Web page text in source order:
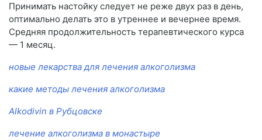
Принимать настойку следует не реже двух раз в день,
оптимально делать это в утреннее и вечернее время.
Средняя продолжительность терапевтического курса
— 1 месяц.
новые лекарства для лечения алкоголизма
какие методы лечения алкоголизма
Alkodivin в Рубцовске
лечение алкоголизма в монастыре